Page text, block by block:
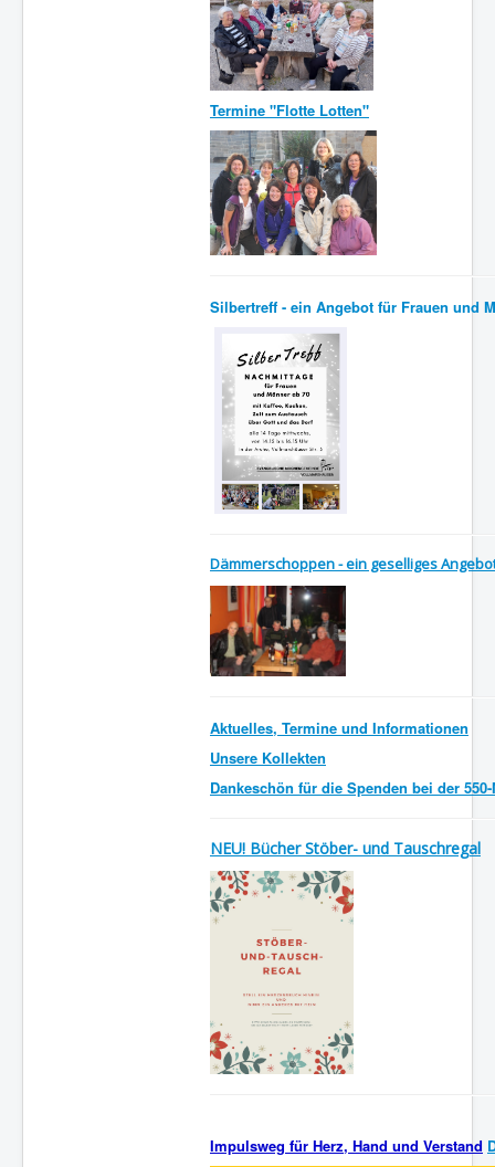
Termine "Flotte Lotten"
Silbertreff - ein Angebot für Frauen und
Dämmerschoppen - ein geselliges
Aktuelles, Termine und Informationen
Unsere Kollekten
Dankeschön für die Spenden bei der 550-
NEU! Bücher Stöber- und Tauschregal
Impulsweg für Herz, Hand und Verstand